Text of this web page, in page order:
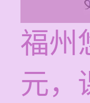
福州
元，